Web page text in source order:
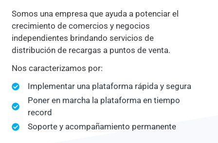
Somos una empresa que ayuda a potenciar el
crecimiento de comercios y negocios
independientes brindando servicios de
distribución de recargas a puntos de venta.
Nos caracterizamos por:
Implementar una plataforma rápida y segura
Poner en marcha la plataforma en tiempo
record
Soporte y acompañamiento permanente